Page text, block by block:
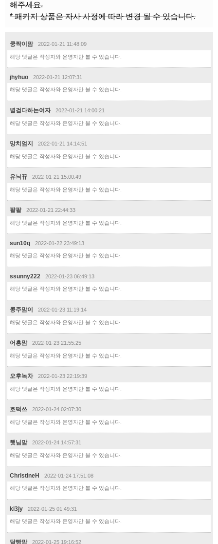
해주세요.
* 패키지 상품은 자사 사정에 따라 변경 될 수 있습니다.
쿵짝이맘 2022-01-21 11:48:09
해당 댓글은 작성자와 운영자만 볼 수 있습니다.
jhyhuo 2022-01-21 12:07:31
해당 댓글은 작성자와 운영자만 볼 수 있습니다.
별걸다하는여자 2022-01-21 14:00:21
해당 댓글은 작성자와 운영자만 볼 수 있습니다.
망치엄지 2022-01-21 14:14:51
해당 댓글은 작성자와 운영자만 볼 수 있습니다.
유늬뀨 2022-01-21 15:00:49
해당 댓글은 작성자와 운영자만 볼 수 있습니다.
팔팔 2022-01-21 22:44:33
해당 댓글은 작성자와 운영자만 볼 수 있습니다.
sun10q 2022-01-22 23:49:13
해당 댓글은 작성자와 운영자만 볼 수 있습니다.
ssunny222 2022-01-23 06:49:13
해당 댓글은 작성자와 운영자만 볼 수 있습니다.
콩주맘이 2022-01-23 11:19:14
해당 댓글은 작성자와 운영자만 볼 수 있습니다.
어흥맘 2022-01-23 21:55:25
해당 댓글은 작성자와 운영자만 볼 수 있습니다.
오후녹차 2022-01-23 22:19:39
해당 댓글은 작성자와 운영자만 볼 수 있습니다.
호떡쓰 2022-01-24 02:07:30
해당 댓글은 작성자와 운영자만 볼 수 있습니다.
햇님맘 2022-01-24 14:57:31
해당 댓글은 작성자와 운영자만 볼 수 있습니다.
ChristineH 2022-01-24 17:51:08
해당 댓글은 작성자와 운영자만 볼 수 있습니다.
ki3jy 2022-01-25 01:49:31
해당 댓글은 작성자와 운영자만 볼 수 있습니다.
달빵맘 2022-01-25 19:16:52